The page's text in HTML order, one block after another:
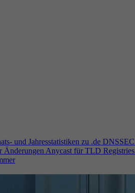
und Jahresstatistiken zu .de DNSSEC
ÄnderungenAnycast für TLD Registries